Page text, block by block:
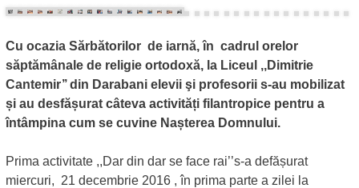
Cu ocazia Sărbătorilor de iarnă, în cadrul orelor
săptămânale de religie ortodoxă, la Liceul ,,Dimitrie
Cantemir’’ din Darabani elevii şi profesorii s-au mobilizat
și au desfășurat câteva activități filantropice pentru a
întâmpina cum se cuvine Nașterea Domnului.
Prima activitate ,,Dar din dar se face rai’’s-a defășurat
miercuri, 21 decembrie 2016 , în prima parte a zilei la